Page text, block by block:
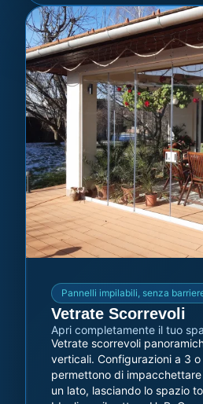
Pannelli impilabili, senza
Vetrate Scorrevoli
Apri completamente il tuo
Vetrate scorrevoli
verticali. Configurazioni a 3
permettono di
un lato, lasciando lo spazio